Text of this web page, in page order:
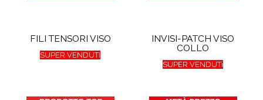
FILI TENSORI VISO
SUPER VENDUTI
INVISI-PATCH VISO
COLLO
SUPER VENDUTi